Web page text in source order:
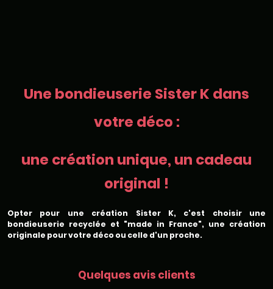
Une bondieuserie Sister K dans
votre déco :
une création unique, un cadeau
original !
Opter pour une création Sister K, c'est choisir une
bondieuserie recyclée et "made in France", une création
originale pour votre déco ou celle d'un proche.
Quelques avis clients